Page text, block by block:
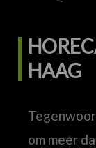
HAAG
om meer